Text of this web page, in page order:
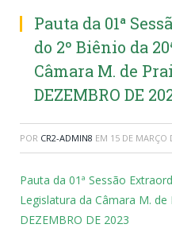
Pauta da 01ª
do 2º Biênio da
Câmara M. de
DEZEMBRO DE
POR CR2-ADMIN8 EM 15 DE MARÇO
Pauta da 01ª Sessão
Legislatura da Câmara M. de
DEZEMBRO DE 2023